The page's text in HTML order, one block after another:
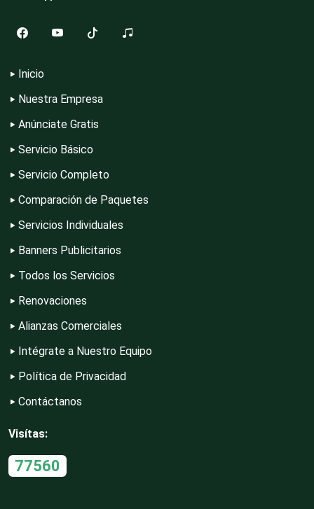
Compresores de aire
Construcciones en General
Contadores
Control de Plagas
Conversiones Automotrices
Copiadoras
Cortinas, Persianas y Alfombras
Inicio
Nuestra Empresa
Anúnciate Gratis
Servicio Básico
Servicio Completo
Comparación de Paquetes
Servicios Individuales
Banners Publicitarios
Todos los Servicios
Renovaciones
Alianzas Comerciales
Intégrate a Nuestro Equipo
Política de Privacidad
Contáctanos
Visítas:
77560